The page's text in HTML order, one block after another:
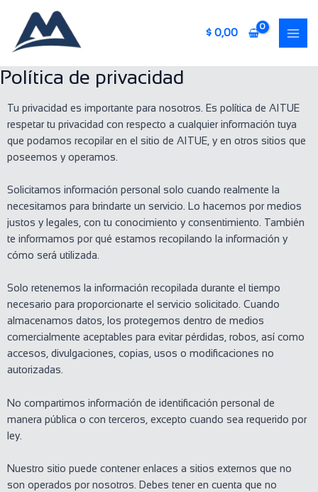
contenido
$0,00
Política de privacidad
Tu privacidad es importante para nosotros. Es política de AITUE
respetar tu privacidad con respecto a cualquier información tuya
que podamos recopilar en el sitio de AITUE, y en otros sitios que
poseemos y operamos.
Solicitamos información personal solo cuando realmente la
necesitamos para brindarte un servicio. Lo hacemos por medios
justos y legales, con tu conocimiento y consentimiento. También
te informamos por qué estamos recopilando la información y
cómo será utilizada.
Solo retenemos la información recopilada durante el tiempo
necesario para proporcionarte el servicio solicitado. Cuando
almacenamos datos, los protegemos dentro de medios
comercialmente aceptables para evitar pérdidas, robos, así como
accesos, divulgaciones, copias, usos o modificaciones no
autorizadas.
No compartimos información de identificación personal de
manera pública o con terceros, excepto cuando sea requerido por
ley.
Nuestro sitio puede contener enlaces a sitios externos que no
son operados por nosotros. Debes tener en cuenta que no